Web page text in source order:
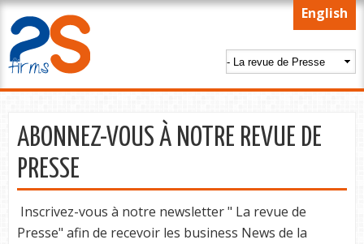
Skip to
English
ABONNEZ-VOUS À NOTRE REVUE DE
PRESSE
Inscrivez-vous à notre newsletter " La revue de
Presse" afin de recevoir les business News de la